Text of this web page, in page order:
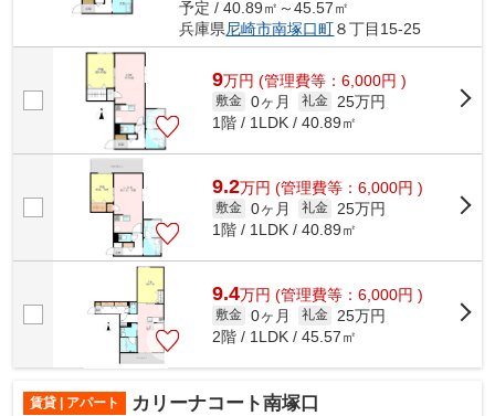
予定 / 40.89㎡～45.57㎡
兵庫県尼崎市南塚口町８丁目15-25
9万円 (管理費等：6,000円 )
敷金 0ヶ月 礼金
25万円
1階 / 1LDK / 40.89㎡
9.2万円 (管理費等：6,000円 )
敷金 0ヶ月 礼金
25万円
1階 / 1LDK / 40.89㎡
9.4万円 (管理費等：6,000円 )
敷金 0ヶ月 礼金
25万円
2階 / 1LDK / 45.57㎡
賃貸 | アパート カリーナコート南塚口